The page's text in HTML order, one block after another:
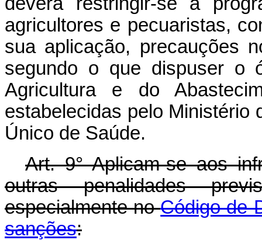
agricultores e pecuaristas,
sua aplicação, precauções
segundo o que dispuser o
Agricultura e do
estabelecidas pelo Ministério
Único de Saúde.
Art. 9° Aplicam-se aos
outras penalidades
especialmente noCódigo de
sanções: